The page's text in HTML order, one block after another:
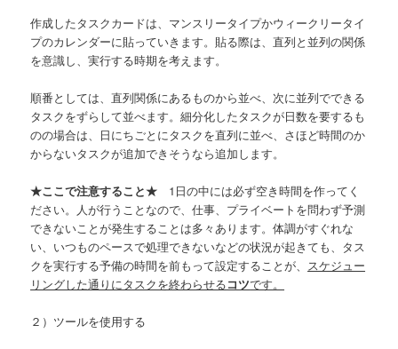
作成したタスクカードは、マンスリータイプかウィークリータイ
プのカレンダーに貼っていきます。貼る際は、直列と並列の関係
を意識し、実行する時期を考えます。
順番としては、直列関係にあるものから並べ、次に並列でできる
タスクをずらして並べます。細分化したタスクが日数を要するも
のの場合は、日にちごとにタスクを直列に並べ、さほど時間のか
からないタスクが追加できそうなら追加します。
★ここで注意すること★ 1日の中には必ず空き時間を作ってく
ださい。人が行うことなので、仕事、プライベートを問わず予測
できないことが発生することは多々あります。体調がすぐれな
い、いつものペースで処理できないなどの状況が起きても、タス
クを実行する予備の時間を前もって設定することが、 スケジュー
リングした通りにタスクを終わらせるコツです。
２）ツールを使用する